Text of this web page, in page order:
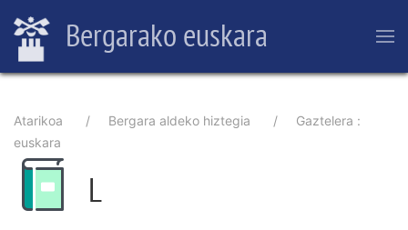
to
content
Bergarako euskara
Breadcrumb
Atarikoa Bergara aldeko hiztegia
Gaztelera :
euskara
L